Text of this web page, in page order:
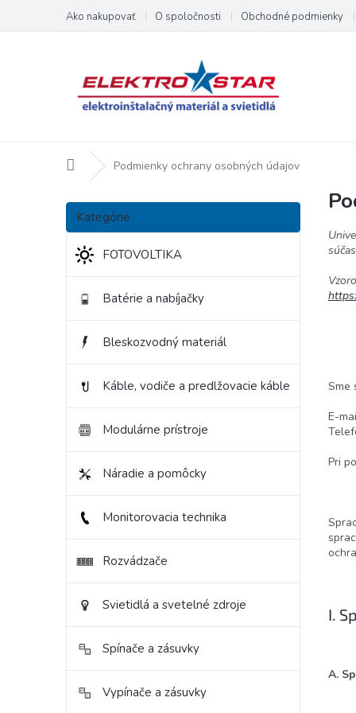
obsah
Ako nakupovať O spoločnosti Obchodné podmienky
DomovPodmienky ochrany osobných údajov
B
č
n
Preskočiť
kategórie
Kategórie
FOTOVOLTIKA
Batérie a nabíjačky
Bleskozvodný materiál
Káble, vodiče a predlžovacie káble
Modulárne prístroje
Náradie a pomôcky
Monitorovacia technika
Rozvádzače
Svietidlá a svetelné zdroje
Spínače a zásuvky
Vypínače a zásuvky
Sme
E-
Pri
I.
A.